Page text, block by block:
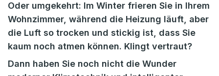
Oder umgekehrt: Im Winter frieren Sie in Ihrem
Wohnzimmer, während die Heizung läuft, aber
die Luft so trocken und stickig ist, dass Sie
kaum noch atmen können. Klingt vertraut?
Dann haben Sie noch nicht die Wunder